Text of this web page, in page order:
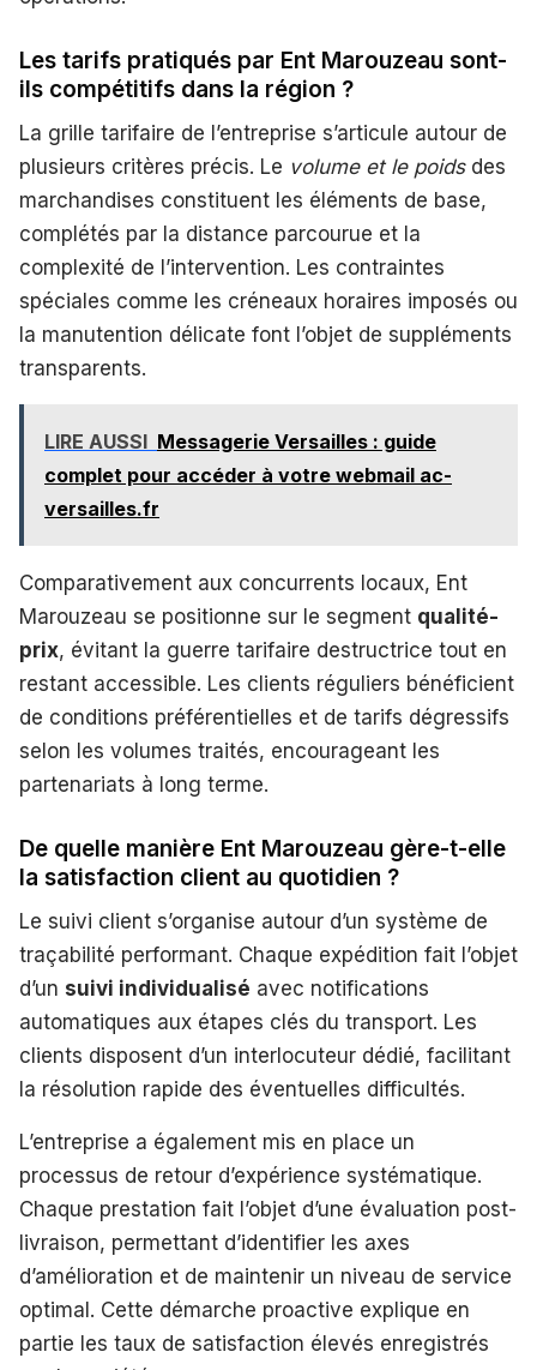
Les tarifs pratiqués par Ent Marouzeau sont-
ils compétitifs dans la région ?
La grille tarifaire de l’entreprise s’articule autour de
plusieurs critères précis. Le volume et le poidsdes
marchandises constituent les éléments de base,
complétés par la distance parcourue et la
complexité de l’intervention. Les contraintes
spéciales comme les créneaux horaires imposés ou
la manutention délicate font l’objet de suppléments
transparents.
LIRE AUSSI Messagerie Versailles : guide
complet pour accéder à votre webmail ac-
versailles.fr
Comparativement aux concurrents locaux, Ent
Marouzeau se positionne sur le segment qualité-
prix, évitant la guerre tarifaire destructrice tout en
restant accessible. Les clients réguliers bénéficient
de conditions préférentielles et de tarifs dégressifs
selon les volumes traités, encourageant les
partenariats à long terme.
De quelle manière Ent Marouzeau gère-t-elle
la satisfaction client au quotidien ?
Le suivi client s’organise autour d’un système de
traçabilité performant. Chaque expédition fait l’objet
d’un suivi individualisé avec notifications
automatiques aux étapes clés du transport. Les
clients disposent d’un interlocuteur dédié, facilitant
la résolution rapide des éventuelles difficultés.
L’entreprise a également mis en place un
processus de retour d’expérience systématique.
Chaque prestation fait l’objet d’une évaluation post-
livraison, permettant d’identifier les axes
d’amélioration et de maintenir un niveau de service
optimal. Cette démarche proactive explique en
partie les taux de satisfaction élevés enregistrés